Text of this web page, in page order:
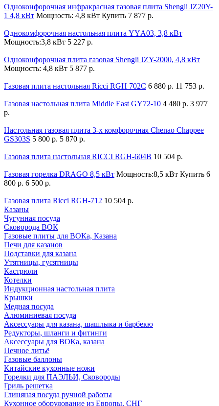
Одноконфорочная инфракрасная газовая плита Shengli JZ20Y-
1 4,8 кВт Мощность: 4,8 кВт Купить 7 877 р.
Однокомфорочная настольная плита YYА03, 3,8 кВт
Мощность:3,8 кВт 5 227 р.
Одноконфорочная плита газовая Shengli JZY-2000, 4,8 кВт
Мощность: 4,8 кВт 5 877 р.
Газовая плита настольная Ricci RGH 702C 6 880 р. 11 753 р.
Газовая настольная плита Middle East GY72-10 4 480 р. 3 977
р.
Настольная газовая плита 3-х комфорочная Сhenao Chappee
GS303S 5 800 р. 5 870 р.
Газовая плита настольная RICCI RGH-604B 10 504 р.
Газовая горелка DRAGO 8,5 кВт Мощность:8,5 кВт Купить 6
800 р. 6 500 р.
Газовая плита Ricci RGH-712 10 504 р.
Казаны
Чугунная посуда
Сковорода ВОК
Газовые плиты для ВОКа, Казана
Печи для казанов
Подставки для казана
Утятницы, гусятницы
Кастрюли
Котелки
Индукционная настольная плита
Крышки
Медная посуда
Алюминиевая посуда
Аксессуары для казана, шашлыка и барбекю
Редукторы, шланги и фитинги
Аксессуары для ВОКа, казана
Печное литьё
Газовые баллоны
Китайские кухонные ножи
Горелки для ПАЭЛЬИ, Сковороды
Гриль решетка
Глиняная посуда ручной работы
Кухонное оборудование из Европы, СНГ